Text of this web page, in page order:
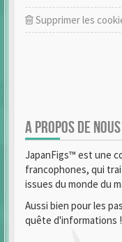
Supprimer les
A PROPOS DE NOUS
JapanFigs™ est une
francophones, qui
issues du monde du
Aussi bien pour les
quête d'informations !